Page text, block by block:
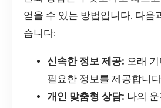
얻을 수 있는 방법입니다. 다음
습니다:
신속한 정보 제공: 오래 기
필요한 정보를 제공합니
개인 맞춤형 상담: 나의